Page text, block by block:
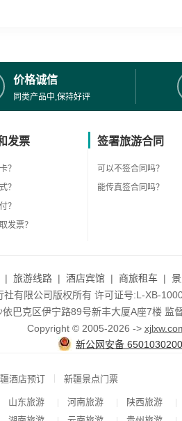
价格诚信
同类产品中,保持好评
发票
？
？
？
发票？
签署旅游合同
可以不签合同吗？
能传真签合同吗？
| 旅游线路 | 酒店宾馆 | 商旅租车 |
社有限公司版权所有 许可证号:L-XB-
巴克区伊宁路89号新丰大厦A座7楼 监
Copyright © 2005-2026 ->
新公网安备
酒店预订 新疆景点门票
山东旅游 河南旅游 陕西旅游